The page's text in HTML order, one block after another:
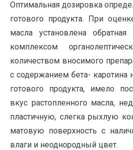
Оптимальная дозировка
готового продукта. При
масла установлена
комплексом
количеством вносимого
с содержанием бета- каротина
готового продукта, имело
вкус растопленного масла,
пластичную, слегка рыхлую
матовую поверхность с
влаги и неоднородный цвет.